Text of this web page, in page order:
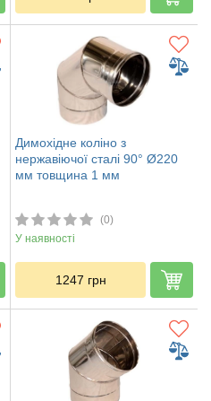
Димохідне коліно з
нержавіючої сталі 90° Ø220
мм товщина 1 мм
(0)
У наявності
1247 грн